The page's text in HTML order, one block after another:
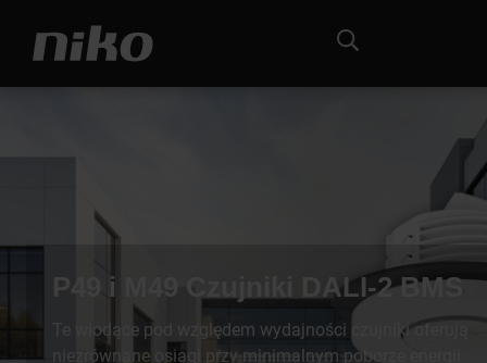
P49 i M49 Czujniki DALI-2 BMS
Te wiodące pod względem wydajności czujniki oferują
niezrównane osiągi przy minimalnym poborze energii